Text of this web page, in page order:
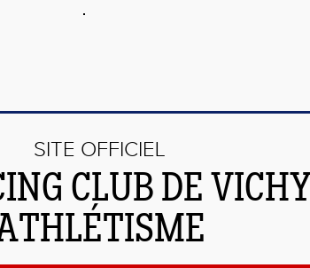
SITE OFFICIEL
CLUB DE VICHY